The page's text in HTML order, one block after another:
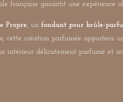
française garantit une
Propre, un fondant pour brûle-
cette création parfumée apportera
intérieur délicatement parfumé et